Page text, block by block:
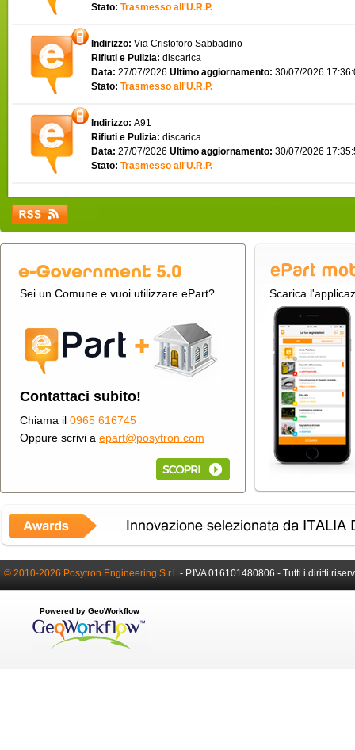
Stato: Trasmesso all'U.R.P.
Indirizzo: Via Cristoforo Sabbadino
Rifiuti e Pulizia: discarica
Data: 27/07/2026 Ultimo aggiornamento: 30/07/2026
Stato: Trasmesso all'U.R.P.
Indirizzo: A91
Rifiuti e Pulizia: discarica
Data: 27/07/2026 Ultimo aggiornamento: 30/07/2026
Stato: Trasmesso all'U.R.P.
Sei un Comune e vuoi utilizzare ePart?
Contattaci subito!
Chiama il 0965 616745
Oppure scrivi a epart@posytron.com
Scarica
© 2010-2026 Posytron Engineering S.r.l. - P.IVA 016101480806 - Tutti i diritti
Powered by GeoWorkflow